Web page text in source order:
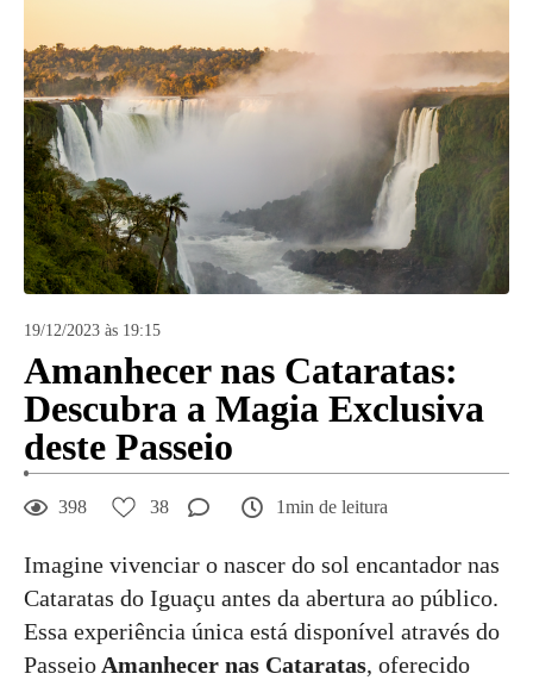
19/12/2023 às 19:15
Amanhecer nas Cataratas:
Descubra a Magia Exclusiva
deste Passeio
398 38 1min de leitura
Imagine vivenciar o nascer do sol encantador nas
Cataratas do Iguaçu antes da abertura ao público.
Essa experiência única está disponível através do
Passeio Amanhecer nas Cataratas, oferecido